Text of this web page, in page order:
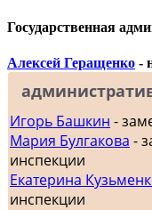
Государственная
Алексей Геращенко -
Игорь Башкин -
Мария Булгакова -
инспекции
Екатерина
инспекции